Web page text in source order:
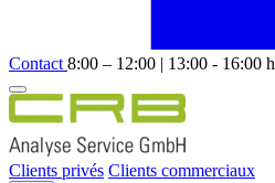
Contact 8:00 – 12:00 | 13:00 - 16:00 h
Clients privés Clients commerciaux